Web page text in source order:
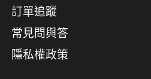
訂單追蹤
常見問與答
隱私權政策